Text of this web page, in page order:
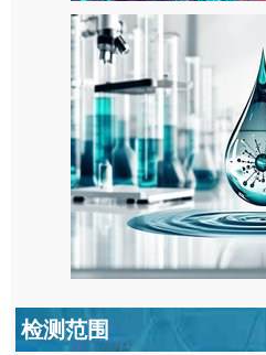
检测范围